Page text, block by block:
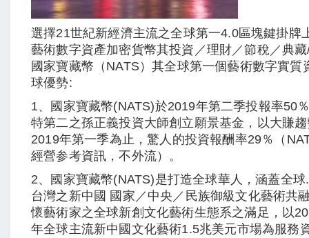
選擇21世紀新經濟主流之全球第一4.0區塊鍵掛牌
藝術數字資產加密貨幣其投資／理財／節稅／典
國家寶藏幣（NATS）其全球第一個藝術數字實質
球優勢:
1、國家寶藏幣(NATS)於2019年第二季投報率50
特第二之孫正義投資大師創立願景基金，以大賺
2019年第一季為止，驚人的投資報酬率29％（
經營参考資訊，不外流）。
2、國家寶藏幣(NATS)是打造全球華人，涵蓋全
台灣之新中國 國家／中央／民族御級文化藝術共
懷藝術家之全球新創文化藝術生態系之滿足，以
年全球主流新中國文化藝術1.5兆美元市場為服務